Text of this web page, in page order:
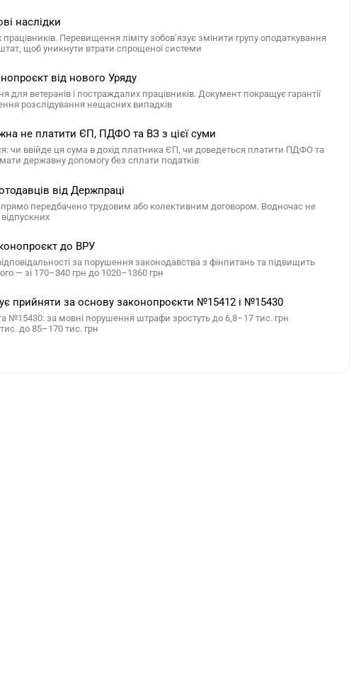
наслідки
Перевищення ліміту зобов’язує змінити групу оподаткування
щоб уникнути втрати спрощеної системи
від нового Уряду
ветеранів і постраждалих працівників. Документ покращує гарантії
розслідування нещасних випадків
не платити ЄП, ПДФО та ВЗ з цієї суми
ввійде ця сума в дохід платника ЄП, чи доведеться платити ПДФО та
державну допомогу без сплати податків
від Держпраці
передбачено трудовим або колективним договором. Водночас не
до ВРУ
за порушення законодавства з фінпитань та підвищить
— зі 170–340 грн до 1020–1360 грн
прийняти за основу законопроєкти №15412 і №15430
№15430: за мовні порушення штрафи зростуть до 6,8–17 тис. грн
до 85–170 тис. грн